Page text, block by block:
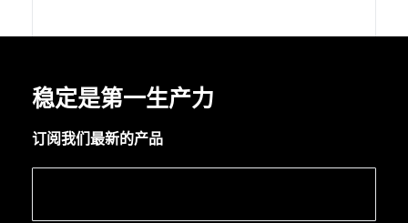
稳定是第一生产力
订阅我们最新的产品